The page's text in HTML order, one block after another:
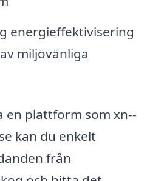
energieffektivisering
miljövänliga
en plattform som xn--
kan du enkelt
från